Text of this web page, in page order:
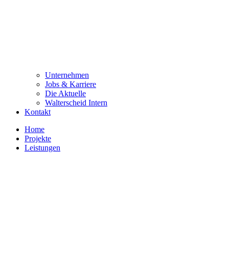
Unternehmen
Jobs & Karriere
Die Aktuelle
Walterscheid Intern
Kontakt
Home
Projekte
Leistungen